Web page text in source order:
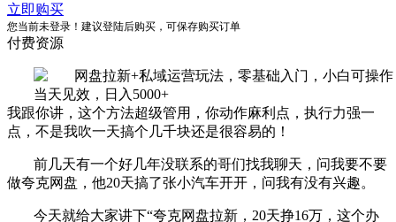
立即购买
您当前未登录！建议登陆后购买，可保存购买订单
付费资源
我跟你讲，这个方法超级管用，你动作麻利点，执行力强一
点，不是我吹一天搞个几千块还是很容易的！
前几天有一个好几年没联系的哥们找我聊天，问我要不要
做夸克网盘，他20天搞了张小汽车开开，问我有没有兴趣。
今天就给大家讲下“夸克网盘拉新，20天挣16万，这个办